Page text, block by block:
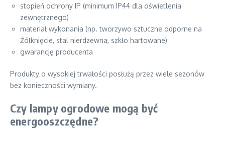
stopień ochrony IP (minimum IP44 dla oświetlenia
zewnętrznego)
materiał wykonania (np. tworzywo sztuczne odporne na
Żółknięcie, stal nierdzewna, szkło hartowane)
gwarancję producenta
Produkty o wysokiej trwałości posłużą przez wiele sezonów
bez konieczności wymiany.
Czy lampy ogrodowe mogą być
energooszczędne?